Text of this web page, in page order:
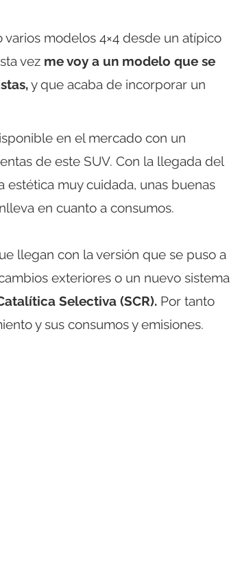
modelos 4×4 desde un atípico
vez me voy a un modelo que se
y que acaba de incorporar un
en el mercado con un
de este SUV. Con la llegada del
estética muy cuidada, unas buenas
en cuanto a consumos.
llegan con la versión que se puso a
exteriores o un nuevo sistema
Selectiva (SCR). Por tanto
y sus consumos y emisiones.